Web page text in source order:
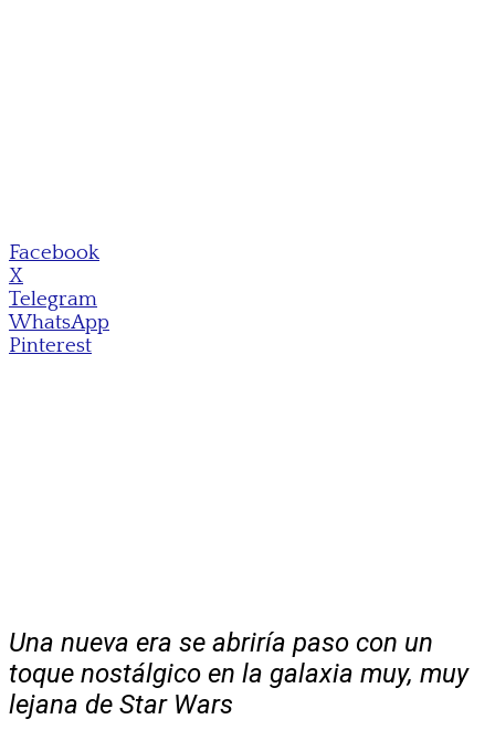
Facebook
X
Telegram
WhatsApp
Pinterest
Una nueva era se abriría paso con un
toque nostálgico en la galaxia muy, muy
lejana de Star Wars